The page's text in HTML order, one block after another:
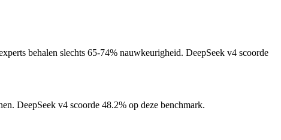
behalen slechts 65-74% nauwkeurigheid. DeepSeek v4 scoorde
DeepSeek v4 scoorde 48.2% op deze benchmark.